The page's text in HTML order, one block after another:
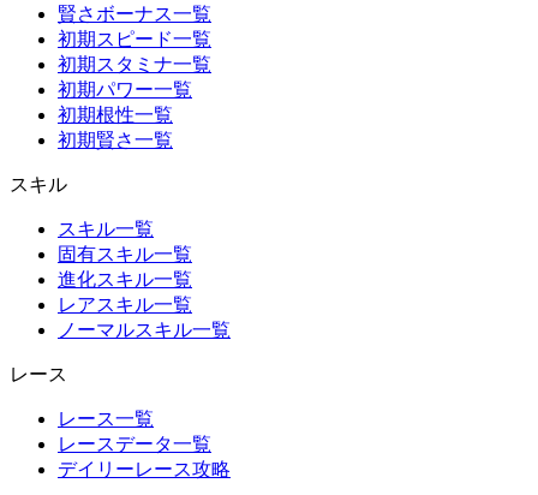
賢さボーナス一覧
初期スピード一覧
初期スタミナ一覧
初期パワー一覧
初期根性一覧
初期賢さ一覧
スキル
スキル一覧
固有スキル一覧
進化スキル一覧
レアスキル一覧
ノーマルスキル一覧
レース
レース一覧
レースデータ一覧
デイリーレース攻略